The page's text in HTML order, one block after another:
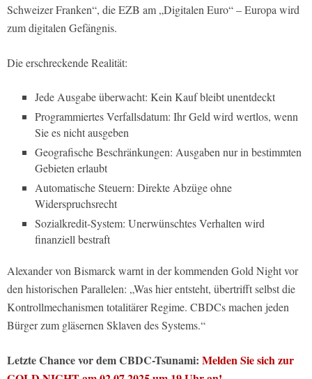
Schweizer Franken“, die EZB am „Digitalen Euro“ – Europa wird
zum digitalen Gefängnis.
Die erschreckende Realität:
Jede Ausgabe überwacht: Kein Kauf bleibt unentdeckt
Programmiertes Verfallsdatum: Ihr Geld wird wertlos, wenn
Sie es nicht ausgeben
Geografische Beschränkungen: Ausgaben nur in bestimmten
Gebieten erlaubt
Automatische Steuern: Direkte Abzüge ohne
Widerspruchsrecht
Sozialkredit-System: Unerwünschtes Verhalten wird
finanziell bestraft
Alexander von Bismarck warnt in der kommenden Gold Night vor
den historischen Parallelen: „Was hier entsteht, übertrifft selbst die
Kontrollmechanismen totalitärer Regime. CBDCs machen jeden
Bürger zum gläsernen Sklaven des Systems.“
Letzte Chance vor dem CBDC-Tsunami: Melden Sie sich zur